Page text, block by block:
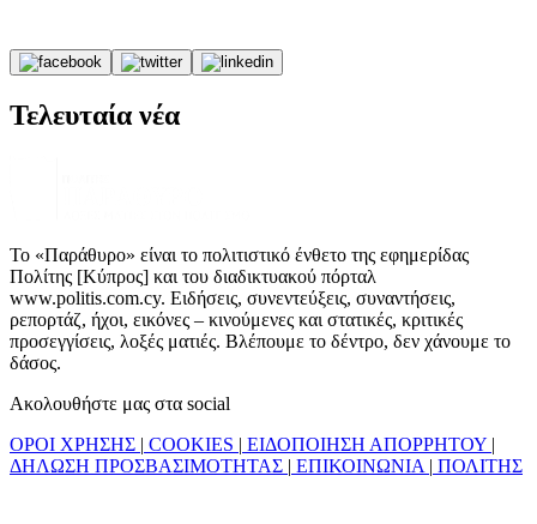
Τελευταία νέα
Το «Παράθυρο» είναι το πολιτιστικό ένθετο της εφημερίδας
Πολίτης [Κύπρος] και του διαδικτυακού πόρταλ
www.politis.com.cy. Ειδήσεις, συνεντεύξεις, συναντήσεις,
ρεπορτάζ, ήχοι, εικόνες – κινούμενες και στατικές, κριτικές
προσεγγίσεις, λοξές ματιές. Βλέπουμε το δέντρο, δεν χάνουμε το
δάσος.
Ακολουθήστε μας στα social
ΟΡΟΙ ΧΡΗΣΗΣ | COOKIES | ΕΙΔΟΠΟΙΗΣΗ ΑΠΟΡΡΗΤΟΥ |
ΔΗΛΩΣΗ ΠΡΟΣΒΑΣΙΜΟΤΗΤΑΣ | ΕΠΙΚΟΙΝΩΝΙΑ | ΠΟΛΙΤΗΣ